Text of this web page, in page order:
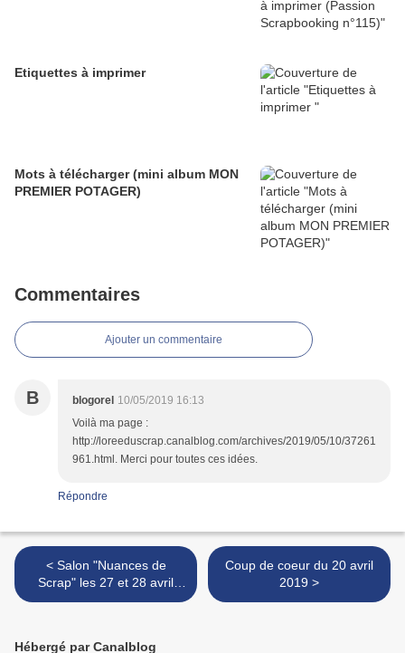
Etiquettes à imprimer
Mots à télécharger (mini album MON
PREMIER POTAGER)
Commentaires
Ajouter un commentaire
B blogorel 10/05/2019 16:13
Voilà ma page :
http://loreeduscrap.canalblog.com/archives/2019/05/10/37261
961.html. Merci pour toutes ces idées.
Répondre
< Salon "Nuances de
Scrap" les 27 et 28 avril
2019 à Gosselies
Coup de coeur du 20 avril
2019 >
Hébergé par Canalblog